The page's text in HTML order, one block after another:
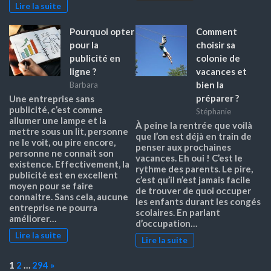
Lire la suite
Pourquoi opter
pour la
publicité en
ligne ?
Barbara
Une entreprise sans
publicité, c’est comme
allumer une lampe et la
mettre sous un lit, personne
ne le voit, ou pire encore,
personne ne connait son
existence. Effectivement, la
publicité est en excellent
moyen pour se faire
connaitre. Sans cela, aucune
entreprise ne pourra
améliorer…
Lire la suite
Comment
choisir sa
colonie de
vacances et
bien la
préparer ?
Stéphanie
À peine la rentrée que voilà
que l’on est déjà en train de
penser aux prochaines
vacances. Eh oui ! C’est le
rythme des parents. Le pire,
c’est qu’il n’est jamais facile
de trouver de quoi occuper
les enfants durant les congés
scolaires. En parlant
d’occupation…
Lire la suite
Page:
1 2 … 294 Next
»